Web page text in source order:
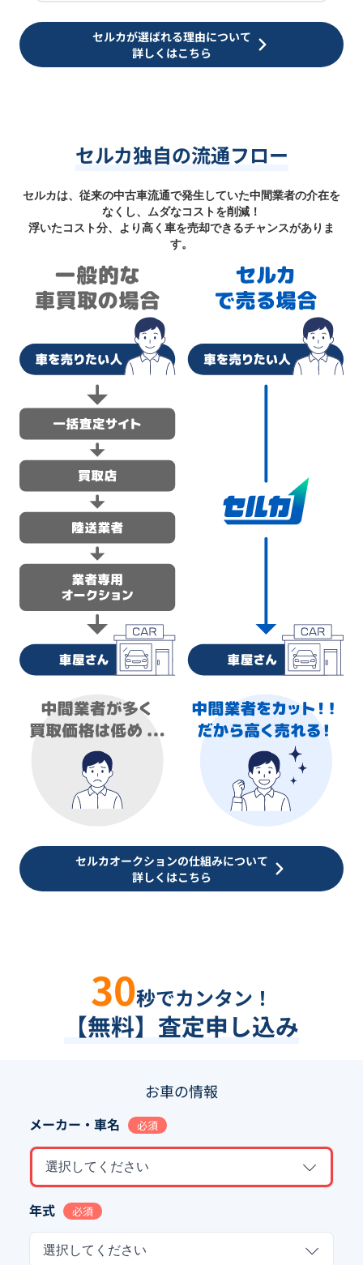
セルカが選ばれる理由について
詳しくはこちら
セルカ独自の流通フロー
セルカは、従来の中古車流通で発生していた中間業者の介在を
なくし、ムダなコストを削減！
浮いたコスト分、より高く車を売却できるチャンスがありま
す。
セルカオークションの仕組みについて
詳しくはこちら
30秒でカンタン！
【無料】査定申し込み
お車の情報
メーカー・車名 必須
選択してください
年式 必須
選択してください